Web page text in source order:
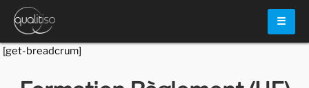
☰
[get-breadcrum]